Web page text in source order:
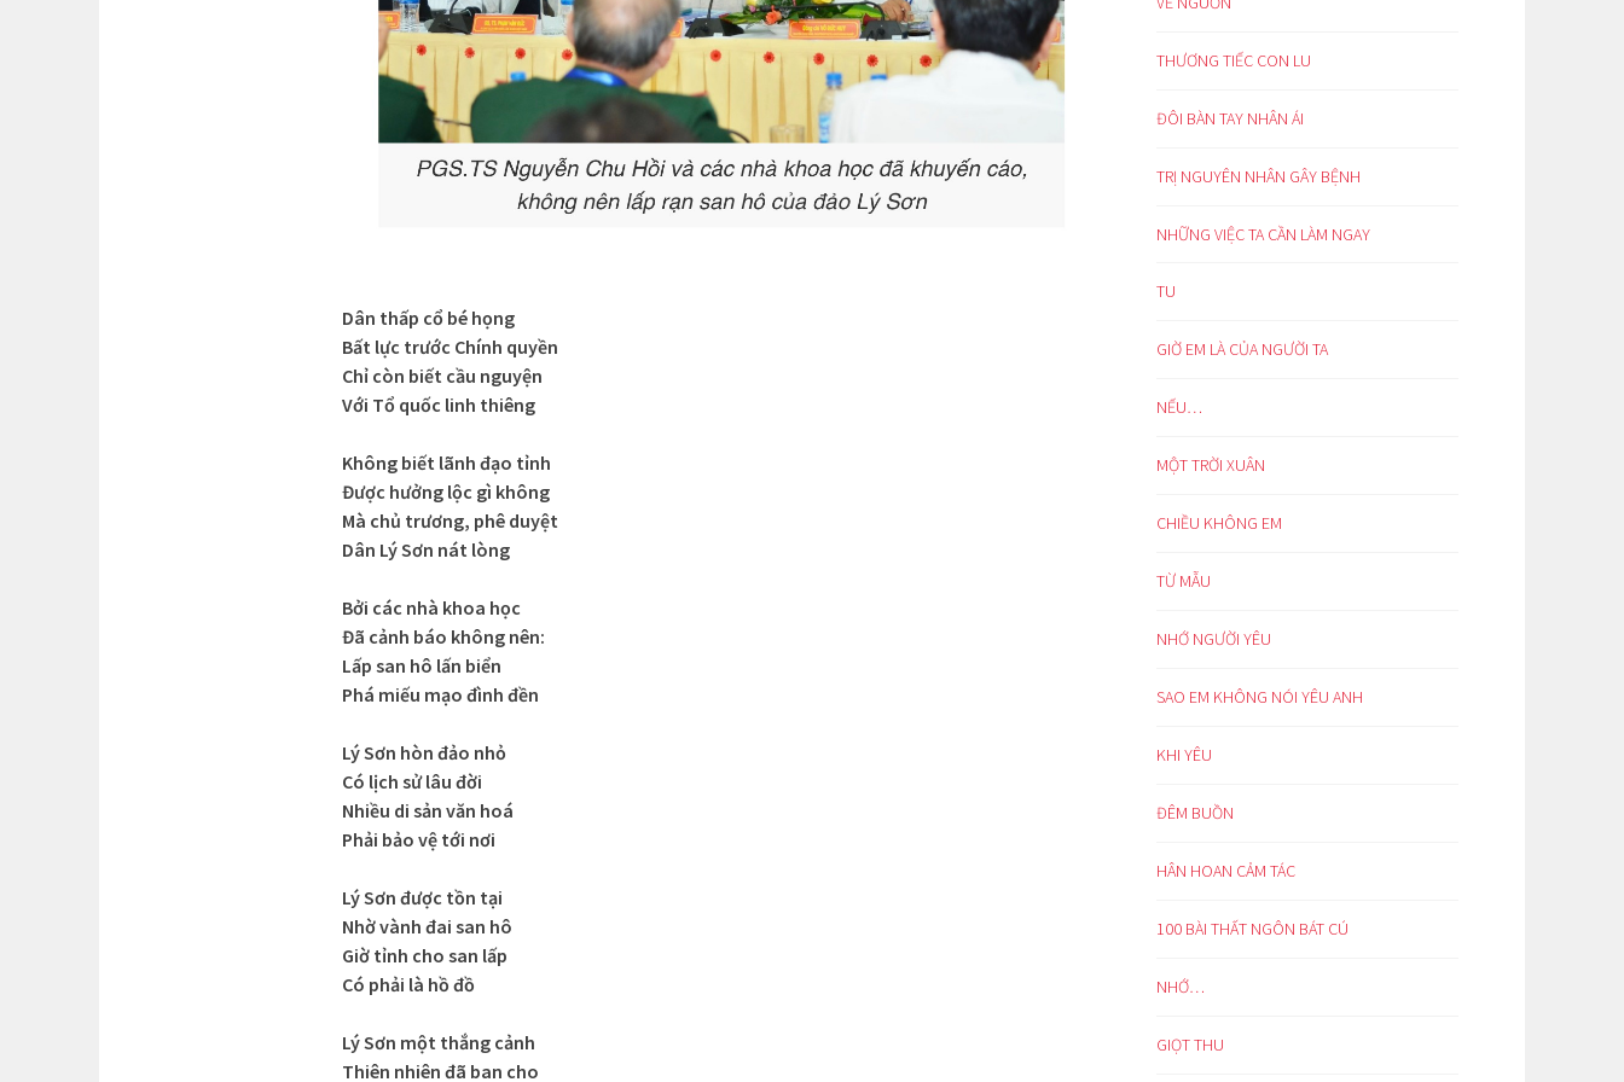
Dân thấp cổ bé họng
Bất lực trước Chính quyền
Chỉ còn biết cầu nguyện
Với Tổ quốc linh thiêng
Không biết lãnh đạo tỉnh
Được hưởng lộc gì không
Mà chủ trương, phê duyệt
Dân Lý Sơn nát lòng
Bởi các nhà khoa học
Đã cảnh báo không nên:
Lấp san hô lấn biển
Phá miếu mạo đình đền
Lý Sơn hòn đảo nhỏ
Có lịch sử lâu đời
Nhiều di sản văn hoá
Phải bảo vệ tới nơi
Lý Sơn được tồn tại
Nhờ vành đai san hô
Giờ tỉnh cho san lấp
Có phải là hồ đồ
Lý Sơn một thắng cảnh
Thiên nhiên đã ban cho
THƯƠNG TIẾC CON LU
ĐÔI BÀN TAY NHÂN ÁI
TRỊ NGUYÊN NHÂN GÂY BỆNH
NHỮNG VIỆC TA CẦN LÀM NGAY
TU
GIỜ EM LÀ CỦA NGƯỜI TA
NẾU…
MỘT TRỜI XUÂN
CHIỀU KHÔNG EM
TỪ MẪU
NHỚ NGƯỜI YÊU
SAO EM KHÔNG NÓI YÊU ANH
KHI YÊU
ĐÊM BUỒN
HÂN HOAN CẢM TÁC
100 BÀI THẤT NGÔN BÁT CÚ
NHỚ…
GIỌT THU